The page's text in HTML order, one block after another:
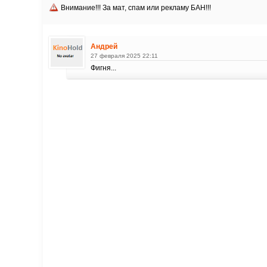
Внимание!!! За мат, спам или рекламу БАН!!!
Андрей
27 февраля 2025 22:11
Фигня...